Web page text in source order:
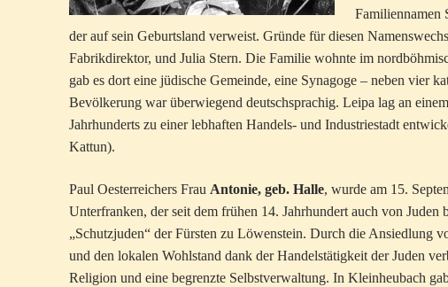
Familiennamen
der auf sein Geburtsland verweist. Gründe für diesen
Fabrikdirektor, und Julia Stern. Die Familie wohnte im
gab es dort eine jüdische Gemeinde, eine Synagoge – neben vier
Bevölkerung war überwiegend deutschsprachig. Leipa lag an
Jahrhunderts zu einer lebhaften Handels- und Industriestadt
Kattun).
Paul Oesterreichers Frau Antonie, geb. Halle, wurde am 15.
Unterfranken, der seit dem frühen 14. Jahrhundert auch von
„Schutzjuden“ der Fürsten zu Löwenstein. Durch die Ansiedlung
und den lokalen Wohlstand dank der Handelstätigkeit der Juden
Religion und eine begrenzte Selbstverwaltung. In Kleinheubach